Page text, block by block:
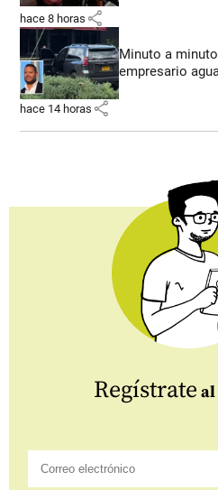
hace 8 horas share
Minuto a
empresario
hace 14 horas share
Regístrate al